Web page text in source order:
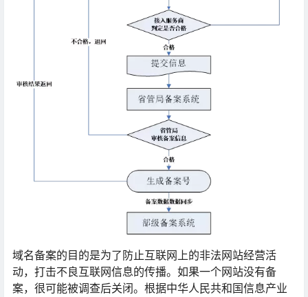
域名备案的目的是为了防止互联网上的非法网站经营活
动，打击不良互联网信息的传播。如果一个网站没有备
案，很可能被调查后关闭。根据中华人民共和国信息产业